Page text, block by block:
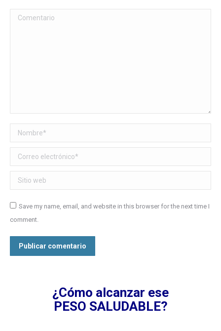
Comentario
Nombre *
Correo electrónico *
Sitio web
Save my name, email, and website in this browser for the next time I
comment.
Publicar comentario
¿Cómo alcanzar ese
PESO SALUDABLE?